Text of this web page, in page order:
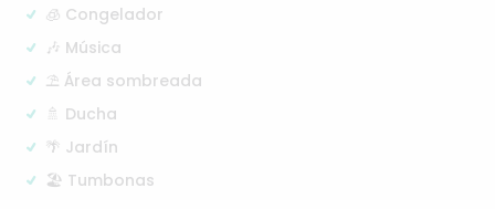
🧊 Congelador
🎶 Música
⛱️ Área sombreada
🚿 Ducha
🌴 Jardín
🏖️ Tumbonas